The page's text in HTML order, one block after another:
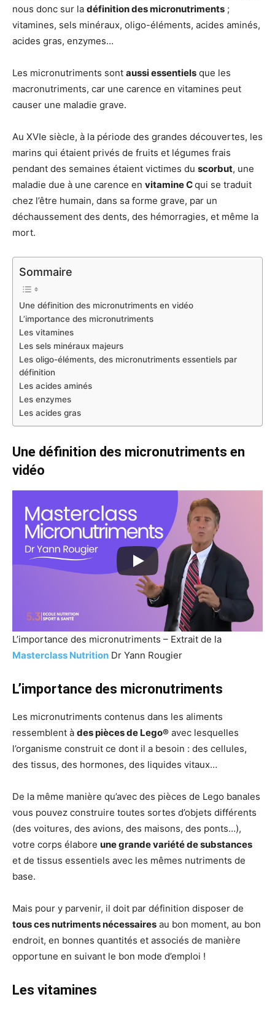
nous donc sur la définition des micronutriments ;
vitamines, sels minéraux, oligo-éléments, acides aminés,
acides gras, enzymes…
Les micronutriments sont aussi essentiels que les
macronutriments, car une carence en vitamines peut
causer une maladie grave.
Au XVIe siècle, à la période des grandes découvertes, les
marins qui étaient privés de fruits et légumes frais
pendant des semaines étaient victimes du scorbut, une
maladie due à une carence en vitamine Cqui se traduit
chez l’être humain, dans sa forme grave, par un
déchaussement des dents, des hémorragies, et même la
mort.
Sommaire
Une définition des micronutriments en vidéo
L’importance des micronutriments
Les vitamines
Les sels minéraux majeurs
Les oligo-éléments, des micronutriments essentiels par
définition
Les acides aminés
Les enzymes
Les acides gras
Une définition des micronutriments en
vidéo
L’importance des micronutriments – Extrait de la
Masterclass Nutrition Dr Yann Rougier
L’importance des micronutriments
Les micronutriments contenus dans les aliments
ressemblent à des pièces de Lego® avec lesquelles
l’organisme construit ce dont il a besoin : des cellules,
des tissus, des hormones, des liquides vitaux…
De la même manière qu’avec des pièces de Lego banales
vous pouvez construire toutes sortes d’objets différents
(des voitures, des avions, des maisons, des ponts…),
votre corps élabore une grande variété de substances
et de tissus essentiels avec les mêmes nutriments de
base.
Mais pour y parvenir, il doit par définition disposer de
tous ces nutriments nécessaires au bon moment, au bon
endroit, en bonnes quantités et associés de manière
opportune en suivant le bon mode d’emploi !
Les vitamines